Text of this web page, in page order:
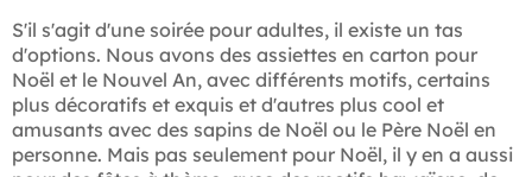
S'il s'agit d'une soirée pour adultes, il existe un tas
d'options. Nous avons des assiettes en carton pour
Noël et le Nouvel An, avec différents motifs, certains
plus décoratifs et exquis et d'autres plus cool et
amusants avec des sapins de Noël ou le Père Noël en
personne. Mais pas seulement pour Noël, il y en a aussi